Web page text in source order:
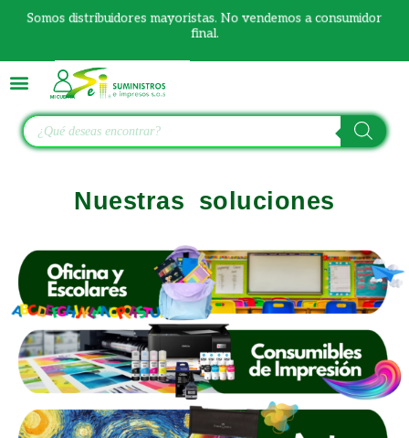
Somos distribuidores mayoristas. No vendemos a consumidor
final.
Búsqueda
de
productos
Nuestras soluciones